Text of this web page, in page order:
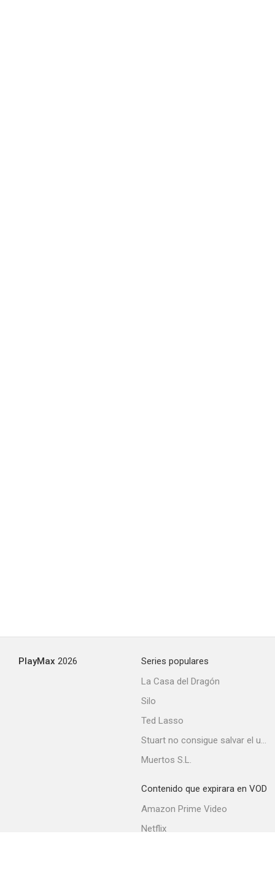
PlayMax 2026
Series populares
La Casa del Dragón
Silo
Ted Lasso
Stuart no consigue salvar el universo
Muertos S.L.
Contenido que expirara en VOD
Amazon Prime Video
Netflix